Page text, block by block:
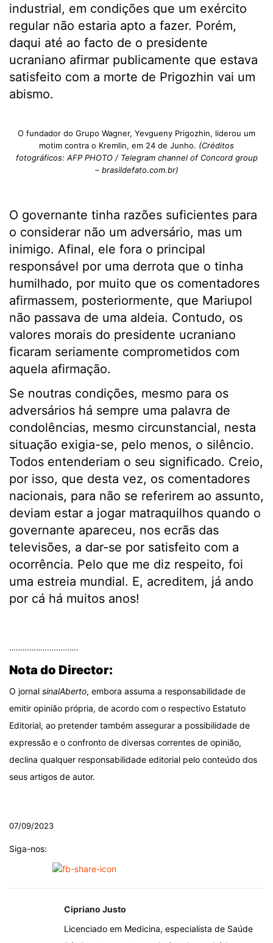
industrial, em condições que um exército
regular não estaria apto a fazer. Porém,
daqui até ao facto de o presidente
ucraniano afirmar publicamente que estava
satisfeito com a morte de Prigozhin vai um
abismo.
O fundador do Grupo Wagner, Yevgueny Prigozhin, liderou um
motim contra o Kremlin, em 24 de Junho. (Créditos
fotográficos: AFP PHOTO / Telegram channel of Concord group
– brasildefato.com.br)
O governante tinha razões suficientes para
o considerar não um adversário, mas um
inimigo. Afinal, ele fora o principal
responsável por uma derrota que o tinha
humilhado, por muito que os comentadores
afirmassem, posteriormente, que Mariupol
não passava de uma aldeia. Contudo, os
valores morais do presidente ucraniano
ficaram seriamente comprometidos com
aquela afirmação.
Se noutras condições, mesmo para os
adversários há sempre uma palavra de
condolências, mesmo circunstancial, nesta
situação exigia-se, pelo menos, o silêncio.
Todos entenderiam o seu significado. Creio,
por isso, que desta vez, os comentadores
nacionais, para não se referirem ao assunto,
deviam estar a jogar matraquilhos quando o
governante apareceu, nos ecrãs das
televisões, a dar-se por satisfeito com a
ocorrência. Pelo que me diz respeito, foi
uma estreia mundial. E, acreditem, já ando
por cá há muitos anos!
………………………….
Nota do Director:
O jornal sinalAberto, embora assuma a responsabilidade de
emitir opinião própria, de acordo com o respectivo Estatuto
Editorial, ao pretender também assegurar a possibilidade de
expressão e o confronto de diversas correntes de opinião,
declina qualquer responsabilidade editorial pelo conteúdo dos
seus artigos de autor.
07/09/2023
Siga-nos:
Cipriano Justo
Licenciado em Medicina, especialista de Saúde